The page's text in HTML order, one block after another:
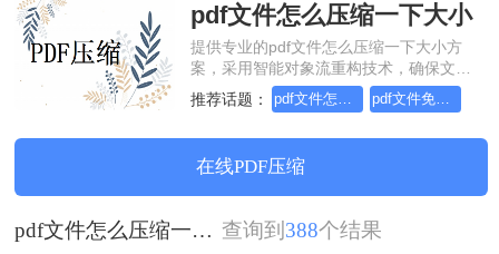
pdf文件怎么压缩一下大小
提供专业的pdf文件怎么压缩一下大小方
案，采用智能对象流重构技术，确保文档
1:1高保真还原且排版不乱码。支持一键批
量处理，全链路 SSL 加密保障隐私安全。
无需安装，高效办公。
推荐话题： pdf文件怎么压缩试试这几个方法 pdf文件免费怎么压缩大小
在线PDF压缩
pdf文件怎么压缩一下大小 查询到 388个结果